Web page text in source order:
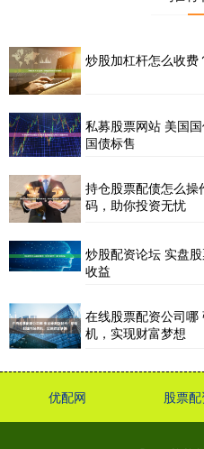
炒股加杠杆怎么收费
私募股票网站 美国
国债标售
持仓股票配债怎么
码，助你投资无忧
炒股配资论坛 实盘
收益
在线股票配资公司
机，实现财富梦想
优配网 股票